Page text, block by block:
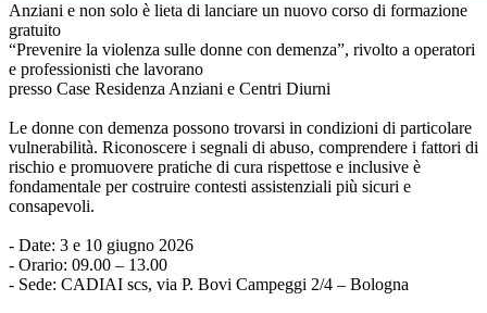
Anziani e non solo è lieta di lanciare un nuovo corso di formazione
gratuito
“Prevenire la violenza sulle donne con demenza”, rivolto a operatori
e professionisti che lavorano
presso Case Residenza Anziani e Centri Diurni
Le donne con demenza possono trovarsi in condizioni di particolare
vulnerabilità. Riconoscere i segnali di abuso, comprendere i fattori di
rischio e promuovere pratiche di cura rispettose e inclusive è
fondamentale per costruire contesti assistenziali più sicuri e
consapevoli.
- Date: 3 e 10 giugno 2026
- Orario: 09.00 – 13.00
- Sede: CADIAI scs, via P. Bovi Campeggi 2/4 – Bologna